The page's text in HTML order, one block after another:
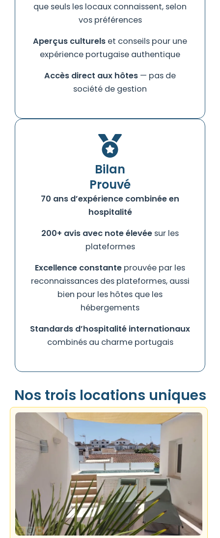
que seuls les locaux connaissent, selon
vos préférences
Aperçus culturels et conseils pour une
expérience portugaise authentique
Accès direct aux hôtes — pas de
société de gestion
Bilan
Prouvé
70 ans d’expérience combinée en
hospitalité
200+ avis avec note élevée sur les
plateformes
Excellence constante prouvée par les
reconnaissances des plateformes, aussi
bien pour les hôtes que les
hébergements
Standards d’hospitalité internationaux
combinés au charme portugais
Nos trois locations uniques